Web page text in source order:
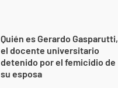
Quién es Gerardo Gasparutti,
el docente universitario
detenido por el femicidio de
su esposa